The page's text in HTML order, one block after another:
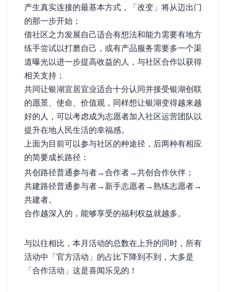
产生真实连接的最基本方式，「改变」将从迈出门
的那一步开始；
借社区之力发展自己——适合有想法和能力需要有地方
练手尝试以打磨自己，或有产品/服务需要多一个渠
道曝光以进一步提高收益的人，与社区合作以获得
相关支持；
共同让银湖宜居宜业——适合十分认同并接受银湖创联
的愿景、使命、价值观，同样想让银湖变得越来越
好的人，可以考虑成为志愿者加入社区运营团队以
提升在地人民生活的幸福感。
上面为目前可以参与社区的 3 种途径，后两种有相应
的简要成长路径：
共创路径——普通参与者 → 合作者 → 共创合作伙伴；
共建路径——普通参与者 → 新手志愿者 → 熟练志愿者 →
共建者。
合作越深入的，能够享受的福利权益就越多。
与以往相比，本月活动的总数在上升的同时，所有
活动中「官方活动」的占比下降到不到 1/3，大多是
「合作活动」——这是喜闻乐见的！